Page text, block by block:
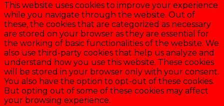
This website uses cookies to improve your experience
while you navigate through the website. Out of
these, the cookies that are categorized as necessary
are stored on your browser as they are essential for
the working of basic functionalities of the website. We
also use third-party cookies that help us analyze and
understand how you use this website. These cookies
will be stored in your browser only with your consent.
You also have the option to opt-out of these cookies.
But opting out of some of these cookies may affect
your browsing experience.